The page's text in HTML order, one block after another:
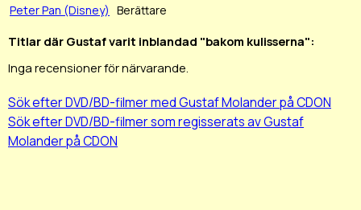
Peter Pan (Disney) Berättare
Titlar där Gustaf varit inblandad "bakom kulisserna":
Inga recensioner för närvarande.
Sök efter DVD/BD-filmer med Gustaf Molander på CDON
Sök efter DVD/BD-filmer som regisserats av Gustaf
Molander på CDON